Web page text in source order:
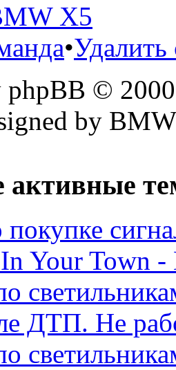
X5
•
phpBB ©
by
активные
покупке
Your Town
ДТП. Не